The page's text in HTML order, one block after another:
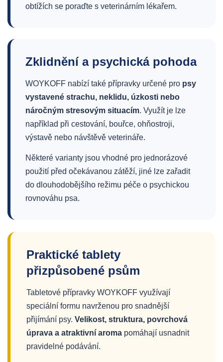
obtížích se poraďte s veterinárním lékařem.
Zklidnění a psychická pohoda
WOYKOFF nabízí také přípravky určené pro psy
vystavené strachu, neklidu, úzkosti nebo
náročným stresovým situacím. Využít je lze
například při cestování, bouřce, ohňostroji,
výstavě nebo návštěvě veterináře.
Některé varianty jsou vhodné pro jednorázové
použití před očekávanou zátěží, jiné lze zařadit
do dlouhodobějšího režimu péče o psychickou
rovnováhu psa.
Praktické tablety
přizpůsobené psům
Tabletové přípravky WOYKOFF využívají
speciální formu navrženou pro snadnější
přijímání psy. Velikost, struktura, povrchová
úprava a atraktivní aroma pomáhají usnadnit
pravidelné podávání.